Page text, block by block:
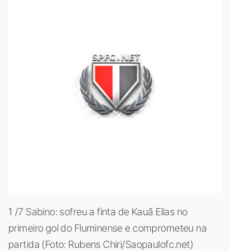
1 /7 Sabino: sofreu a finta de Kauã Elias no
primeiro gol do Fluminense e comprometeu na
partida (Foto: Rubens Chiri/Saopaulofc.net)